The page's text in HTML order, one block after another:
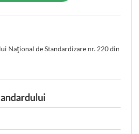
Naţional de Standardizare nr. 220 din